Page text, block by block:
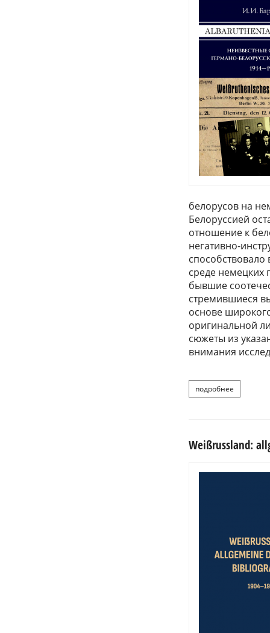
белорусов на
Белоруссией
отношение к
негативно-
среде немецких
бывшие
стремившиеся
основе
оригинальной
сюжеты из
внимания
подробнее
Weißrussland: